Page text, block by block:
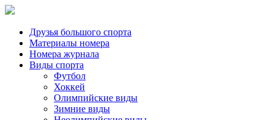
Друзья большого спорта
Материалы номера
Номера журнала
Виды спорта
Футбол
Хоккей
Олимпийские виды
Зимние виды